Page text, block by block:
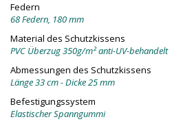
Federn
68 Federn, 180 mm
Material des Schutzkissens
PVC Überzug 350g/m² anti-UV-behandelt
Abmessungen des Schutzkissens
Länge 33 cm - Dicke 25 mm
Befestigungssystem
Elastischer Spanngummi